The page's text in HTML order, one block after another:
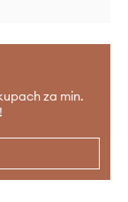
za min.